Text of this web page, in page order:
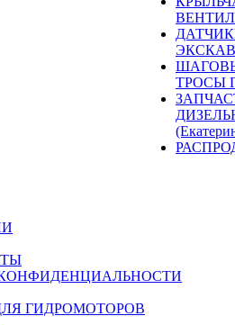
ТРОСЫ
ГИДРОМОТОРОВ